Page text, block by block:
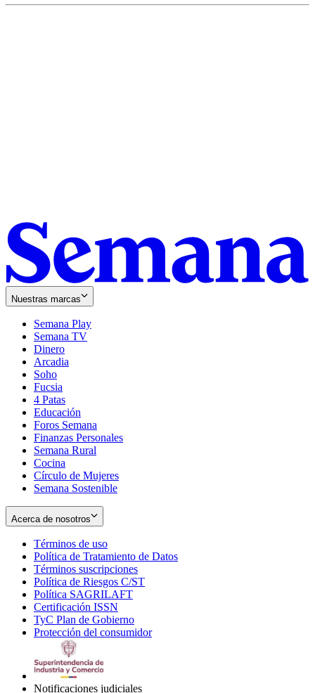
Nuestras marcas
Semana Play
Semana TV
Dinero
Arcadia
Soho
in
new
window
Fucsia
in
new
window
4 Patas
Educación
Foros Semana
Finanzas Personales
Semana Rural
Cocina
Círculo de Mujeres
Semana Sostenible
Acerca de nosotros
Términos de uso
in
new
window
Política de Tratamiento de Datos
Términos suscripciones
in
Política de Riesgos C/ST
Política SAGRILAFT
new
window
Certificación ISSN
in
new
TyC Plan de Gobierno
in
Protección del consumidorOpens
Notificaciones judiciales